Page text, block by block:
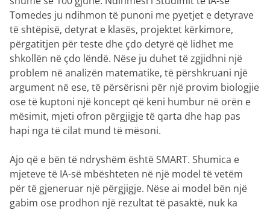
Tomedes ju ndihmon të punoni me pyetjet e detyrave
të shtëpisë, detyrat e klasës, projektet kërkimore,
përgatitjen për teste dhe çdo detyrë që lidhet me
shkollën në çdo lëndë. Nëse ju duhet të zgjidhni një
problem në analizën matematike, të përshkruani një
argument në ese, të përsërisni për një provim biologjie
ose të kuptoni një koncept që keni humbur në orën e
mësimit, mjeti ofron përgjigje të qarta dhe hap pas
hapi nga të cilat mund të mësoni.
Ajo që e bën të ndryshëm është SMART. Shumica e
mjeteve të IA-së mbështeten në një model të vetëm
për të gjeneruar një përgjigje. Nëse ai model bën një
gabim ose prodhon një rezultat të pasaktë, nuk ka